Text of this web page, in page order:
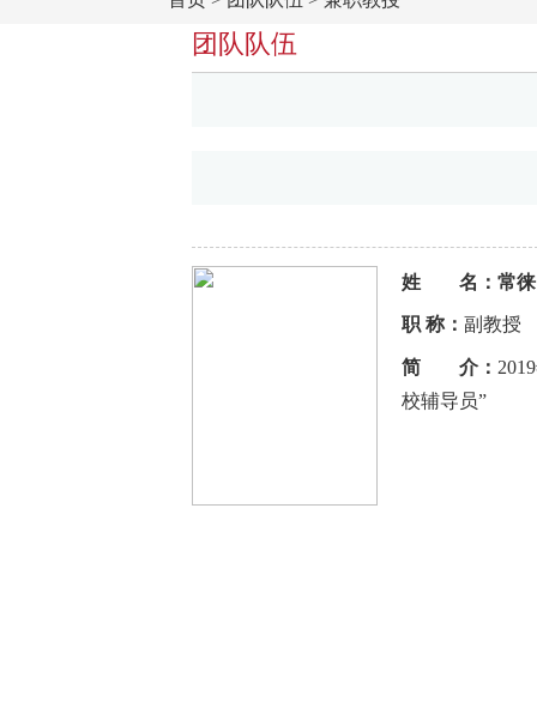
团队队伍
姓 名： 常徕
职 称： 副教授
简 介：
校辅导员”